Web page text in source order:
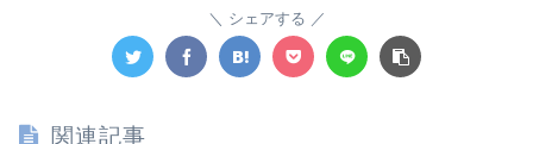
シェアする
関連記事